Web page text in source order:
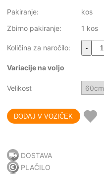
Pakiranje:
kos
Zbirno pakiranje:
1 kos
Količina za naročilo: -
Variacije na voljo
Velikost 60cm
DOSTAVA
PLAČILO